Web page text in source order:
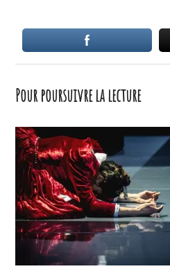
Pour poursuivre la lecture